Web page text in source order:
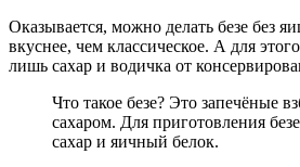
Оказывается, можно делать безе без
вкуснее, чем классическое. А для
лишь сахар и водичка от
Что такое безе? Это запечёные
сахаром. Для приготовления
сахар и яичный белок.